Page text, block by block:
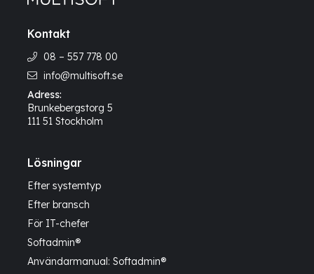
Kontakt
08 – 557 778 00
info@multisoft.se
Adress:
Brunkebergstorg 5
111 51 Stockholm
Lösningar
Efter systemtyp
Efter bransch
För IT-chefer
Softadmin®
Användarmanual: Softadmin®